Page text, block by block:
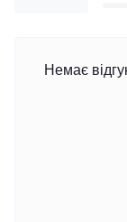
Немає